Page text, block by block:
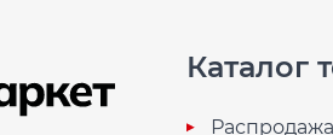
Каталог
Распродажа